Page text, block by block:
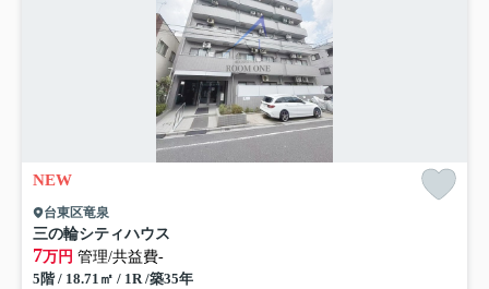
NEW
台東区竜泉
三の輪シティハウス
7万円 管理/共益費-
5階 / 18.71㎡ / 1R /築35年